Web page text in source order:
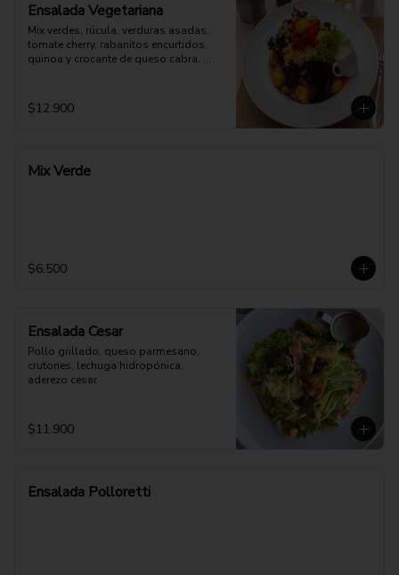
Ensalada Vegetariana
Mix verdes, rúcula, verduras asadas,
tomate cherry, rabanitos encurtidos,
quinoa y crocante de queso cabra.
$12.900
Mix Verde
$6.500
Ensalada Cesar
Pollo grillado, queso parmesano,
crutones, lechuga hidropónica,
aderezo cesar
$11.900
Ensalada Polloretti